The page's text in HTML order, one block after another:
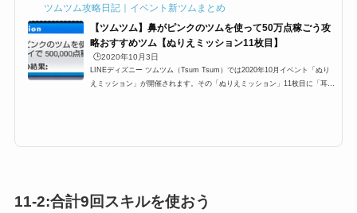
ツムツム攻略日記｜イベント新ツムまとめ
【ツムツム】鼻がピンクのツムを使って50万点稼ごう攻
略おすすめツム【ぬりえミッション11枚目】
🕒️2020年10月3日
LINEディズニー ツムツム（Tsum Tsum）では2020年10月イベント「ぬり
えミッション」が開催されます。その「ぬりえミッション」11枚目に「耳が
11-2:合計9回スキルを使おう